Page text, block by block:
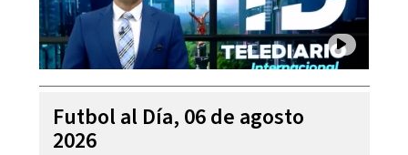
Futbol al Día, 06 de agosto
2026